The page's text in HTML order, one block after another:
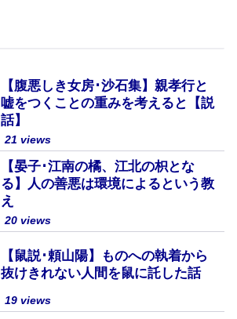
【腹悪しき女房･沙石集】親孝行と
嘘をつくことの重みを考えると【説
話】
21 views
【晏子･江南の橘、江北の枳とな
る】人の善悪は環境によるという教
え
20 views
【鼠説･頼山陽】ものへの執着から
抜けきれない人間を鼠に託した話
19 views